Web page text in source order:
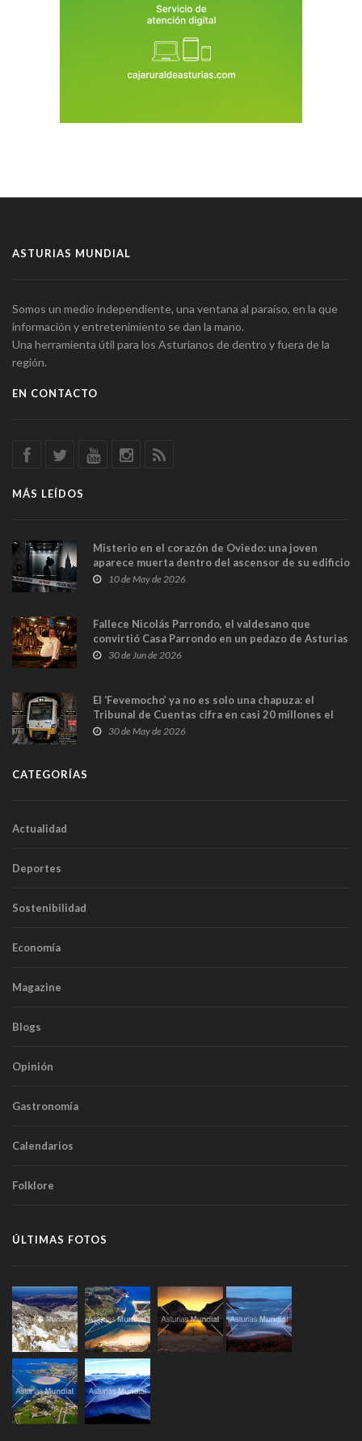
ASTURIAS MUNDIAL
Somos un medio independiente, una ventana al paraíso, en la que
información y entretenimiento se dan la mano.
Una herramienta útil para los Asturianos de dentro y fuera de la
región.
EN CONTACTO
MÁS LEÍDOS
Misterio en el corazón de Oviedo: una joven
aparece muerta dentro del ascensor de su edificio
y las cámaras captan sus últimos minutos
10 de May de 2026
Fallece Nicolás Parrondo, el valdesano que
convirtió Casa Parrondo en un pedazo de Asturias
en Madrid
30 de Jun de 2026
El ‘Fevemocho’ ya no es solo una chapuza: el
Tribunal de Cuentas cifra en casi 20 millones el
sobrecoste de los trenes que no cabían por los
30 de May de 2026
CATEGORÍAS
Actualidad
Deportes
Sostenibilidad
Economía
Magazine
Blogs
Opinión
Gastronomía
Calendarios
Folklore
ÚLTIMAS FOTOS